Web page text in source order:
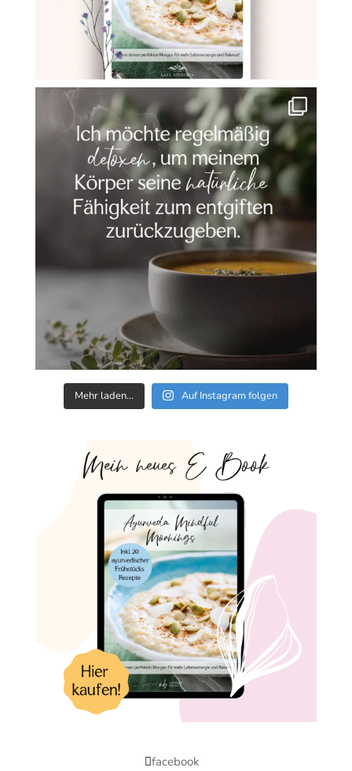
Mehr laden… Auf Instagram folgen
facebook